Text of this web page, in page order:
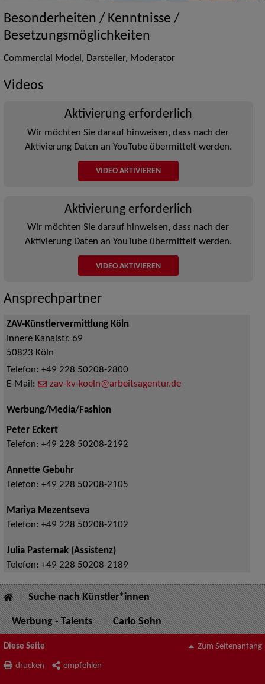
Besonderheiten / Kenntnisse /
Besetzungsmöglichkeiten
Commercial Model, Darsteller, Moderator
Videos
Aktivierung erforderlich
Wir möchten Sie darauf hinweisen, dass nach der
Aktivierung Daten an YouTube übermittelt werden.
VIDEO AKTIVIEREN
Aktivierung erforderlich
Wir möchten Sie darauf hinweisen, dass nach der
Aktivierung Daten an YouTube übermittelt werden.
VIDEO AKTIVIEREN
Ansprechpartner
ZAV-Künstlervermittlung Köln
Innere Kanalstr. 69
50823 Köln
Telefon: +49 228 50208-2800
E-Mail:
zav-kv-koeln@arbeitsagentur.de
Werbung/Media/Fashion
Peter Eckert
Telefon: +49 228 50208-2192
Annette Gebuhr
Telefon: +49 228 50208-2105
Mariya Mezentseva
Telefon: +49 228 50208-2102
Julia Pasternak (Assistenz)
Telefon: +49 228 50208-2189
Suche nach Künstler*innen
Werbung - Talents Carlo Sohn
Diese Seite
drucken empfehlen
Zum Seitenanfang